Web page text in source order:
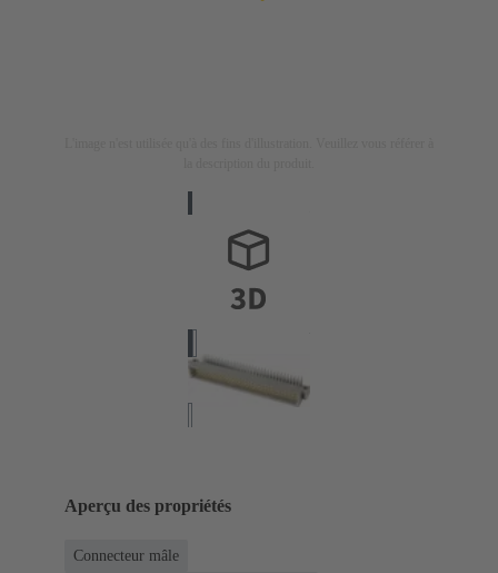
Aperçu des propriétés
Connecteur mâle